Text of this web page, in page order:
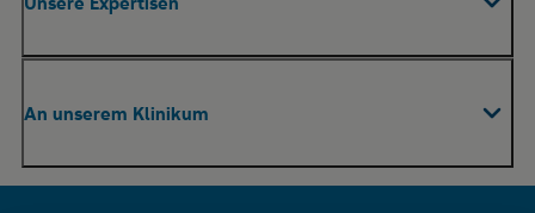
Roboterassistierte Chirurgie
Praxen
An unserem Klinikum
Ihr Aufenthalt